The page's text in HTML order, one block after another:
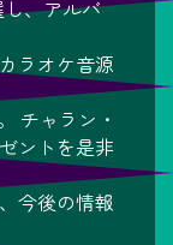
、アルバ
ラオケ音源
チャラン・
ントを是非
今後の情報